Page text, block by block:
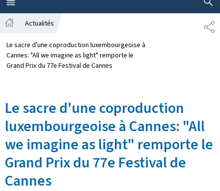
MENU
PRINCIPAL
Actualités
Le sacre d'une coproduction luxembourgeoise à
Cannes: "All we imagine as light" remporte le
Grand Prix du 77e Festival de Cannes
Le sacre d'une coproduction
luxembourgeoise à Cannes: "All
we imagine as light" remporte le
Grand Prix du 77e Festival de
Cannes